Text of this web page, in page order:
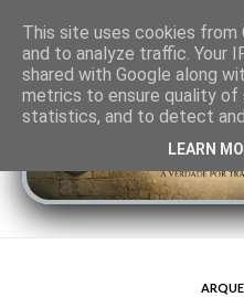
This site uses cookies
and to analyze traffic. Your
shared with Google along
metrics to ensure quality of
statistics, and to detect
LEARN